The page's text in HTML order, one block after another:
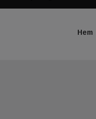
Hem